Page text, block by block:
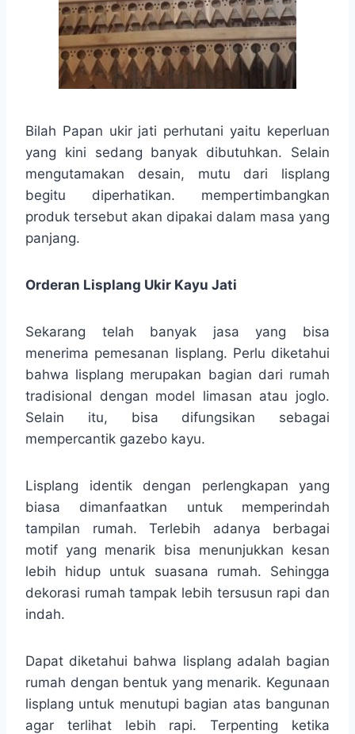
Bilah Papan ukir jati perhutani yaitu keperluan
yang kini sedang banyak dibutuhkan. Selain
mengutamakan desain, mutu dari lisplang
begitu diperhatikan. mempertimbangkan
produk tersebut akan dipakai dalam masa yang
panjang.
Orderan Lisplang Ukir Kayu Jati
Sekarang telah banyak jasa yang bisa
menerima pemesanan lisplang. Perlu diketahui
bahwa lisplang merupakan bagian dari rumah
tradisional dengan model limasan atau joglo.
Selain itu, bisa difungsikan sebagai
mempercantik gazebo kayu.
Lisplang identik dengan perlengkapan yang
biasa dimanfaatkan untuk memperindah
tampilan rumah. Terlebih adanya berbagai
motif yang menarik bisa menunjukkan kesan
lebih hidup untuk suasana rumah. Sehingga
dekorasi rumah tampak lebih tersusun rapi dan
indah.
Dapat diketahui bahwa lisplang adalah bagian
rumah dengan bentuk yang menarik. Kegunaan
lisplang untuk menutupi bagian atas bangunan
agar terlihat lebih rapi. Terpenting ketika